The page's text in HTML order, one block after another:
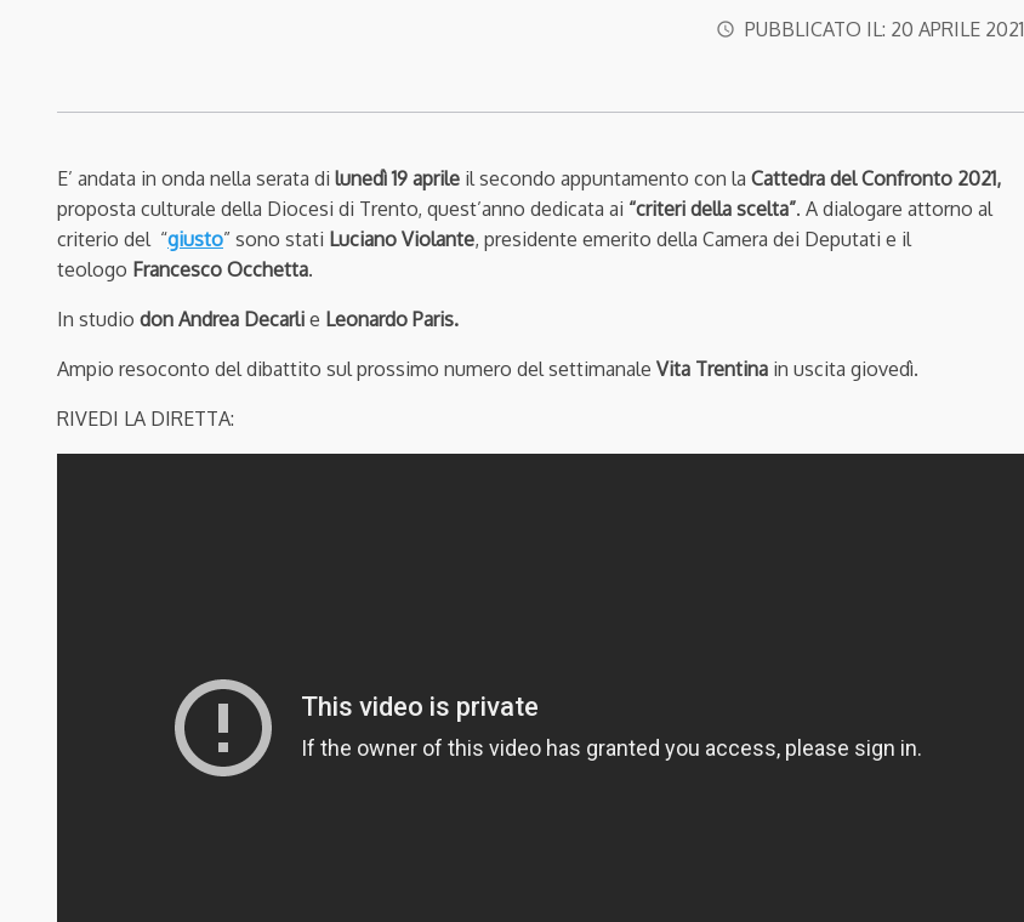
access_time PUBBLICATO IL: 20 APRILE 2021
E’ andata in onda nella serata di lunedì 19 aprile il secondo appuntamento con la Cattedra del Confronto 2021,
proposta culturale della Diocesi di Trento, quest’anno dedicata ai “criteri della scelta”. A dialogare attorno al
criterio del “giusto” sono stati Luciano Violante, presidente emerito della Camera dei Deputati e il
teologo Francesco Occhetta.
In studio don Andrea Decarli e Leonardo Paris.
Ampio resoconto del dibattito sul prossimo numero del settimanale Vita Trentina in uscita giovedì.
RIVEDI LA DIRETTA: